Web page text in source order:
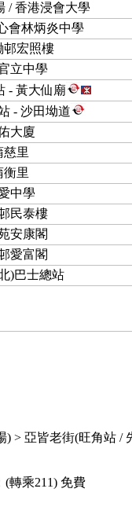
/ 香港浸會大學
會林炳炎中學
邨宏照樓
立中學
- 黃大仙廟
- 沙田坳道
大廈
慈里
衡里
中學
民泰樓
安康閣
愛富閣
)巴士總站
) > 亞皆老街(旺角站 /
(轉乘211) 免費